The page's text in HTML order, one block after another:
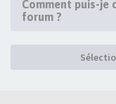
Comment puis-je
forum ?